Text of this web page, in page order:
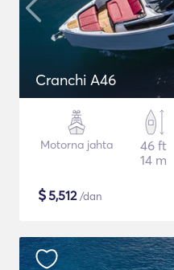
Cranchi A46
Motorna jahta
46 ft
14 m
$5,512/dan